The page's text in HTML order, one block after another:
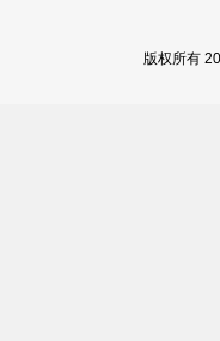
版权所有